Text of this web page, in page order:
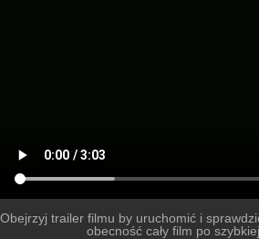
Obejrzyj trailer filmu by uruchomić i
obecność cały film po